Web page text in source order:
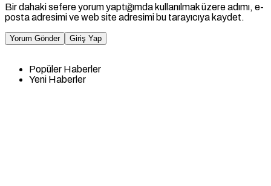
Bir dahaki sefere yorum yaptığımda kullanılmak üzere adımı, e-
posta adresimi ve web site adresimi bu tarayıcıya kaydet.
Yorum Gönder Giriş Yap
Popüler Haberler
Yeni Haberler